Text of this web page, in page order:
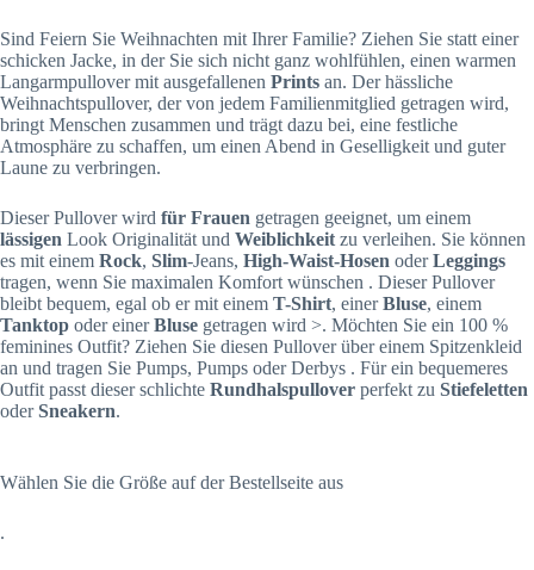
Sind Feiern Sie Weihnachten mit Ihrer Familie? Ziehen Sie statt einer
schicken Jacke, in der Sie sich nicht ganz wohlfühlen, einen warmen
Langarmpullover mit ausgefallenen Prints an. Der hässliche
Weihnachtspullover, der von jedem Familienmitglied getragen wird,
bringt Menschen zusammen und trägt dazu bei, eine festliche
Atmosphäre zu schaffen, um einen Abend in Geselligkeit und guter
Laune zu verbringen.
Dieser Pullover wird für Frauen getragen geeignet, um einem
lässigen Look Originalität und Weiblichkeit zu verleihen. Sie können
es mit einem Rock, Slim-Jeans, High-Waist-Hosen oderLeggings
tragen, wenn Sie maximalen Komfort wünschen . Dieser Pullover
bleibt bequem, egal ob er mit einem T-Shirt, einerBluse, einem
Tanktop oder einerBluse getragen wird >. Möchten Sie ein 100 %
feminines Outfit? Ziehen Sie diesen Pullover über einem Spitzenkleid
an und tragen Sie Pumps, Pumps oder Derbys . Für ein bequemeres
Outfit passt dieser schlichte Rundhalspullover perfekt zu Stiefeletten
oderSneakern.
Wählen Sie die Größe auf der Bestellseite aus
.